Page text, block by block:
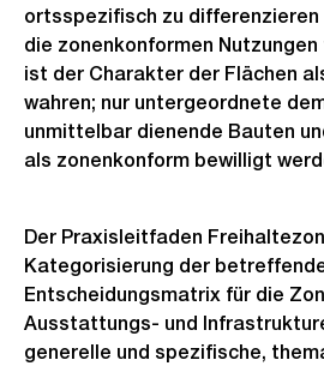
ortsspezifisch zu
die zonenkonformen
ist der Charakter der Flächen
wahren; nur untergeordnete
unmittelbar dienende Bauten
als zonenkonform bewilligt
Der Praxisleitfaden
Kategorisierung der
Entscheidungsmatrix für die
Ausstattungs- und
generelle und spezifische,